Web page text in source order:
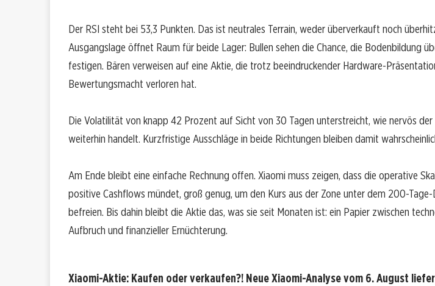
Der RSI steht bei 53,3 Punkten. Das ist neutrales Terrain, weder überverkauft noch
Ausgangslage öffnet Raum für beide Lager: Bullen sehen die Chance, die Bodenbildung
festigen. Bären verweisen auf eine Aktie, die trotz beeindruckender Hardware-
Bewertungsmacht verloren hat.
Die Volatilität von knapp 42 Prozent auf Sicht von 30 Tagen unterstreicht, wie nervös
weiterhin handelt. Kurzfristige Ausschläge in beide Richtungen bleiben damit
Am Ende bleibt eine einfache Rechnung offen. Xiaomi muss zeigen, dass die operative
positive Cashflows mündet, groß genug, um den Kurs aus der Zone unter dem 200-
befreien. Bis dahin bleibt die Aktie das, was sie seit Monaten ist: ein Papier zwischen
Aufbruch und finanzieller Ernüchterung.
Xiaomi-Aktie: Kaufen oder verkaufen?! Neue Xiaomi-Analyse vom 6. August